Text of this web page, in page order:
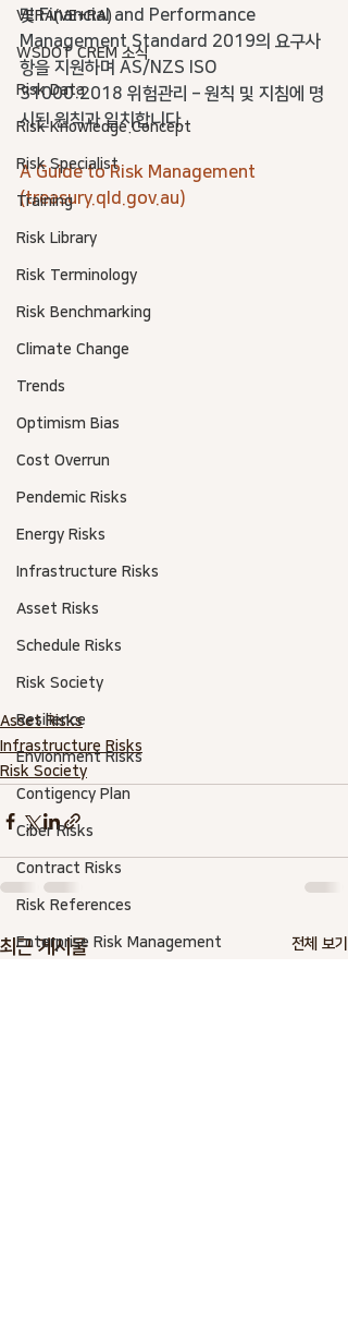
VERA(VE+RA)
WSDOT CREM 소식
Risk Data
Risk Knowledge.Concept
Risk Specialist
Training
Risk Library
Risk Terminology
Risk Benchmarking
Climate Change
Trends
Optimism Bias
Cost Overrun
Pendemic Risks
Energy Risks
Infrastructure Risks
Asset Risks
Schedule Risks
Risk Society
Resilience
Envionment Risks
Contigency Plan
Ciber Risks
Contract Risks
Risk References
Enterprise Risk Management
및 Financial and Performance
Management Standard 2019의 요구사
항을 지원하며 AS/NZS ISO
31000:2018 위험관리 – 원칙 및 지침에 명
시된 원칙과 일치합니다.
A Guide to Risk Management
(treasury.qld.gov.au)
Asset Risks
Infrastructure Risks
Risk Society
최근 게시물 전체 보기